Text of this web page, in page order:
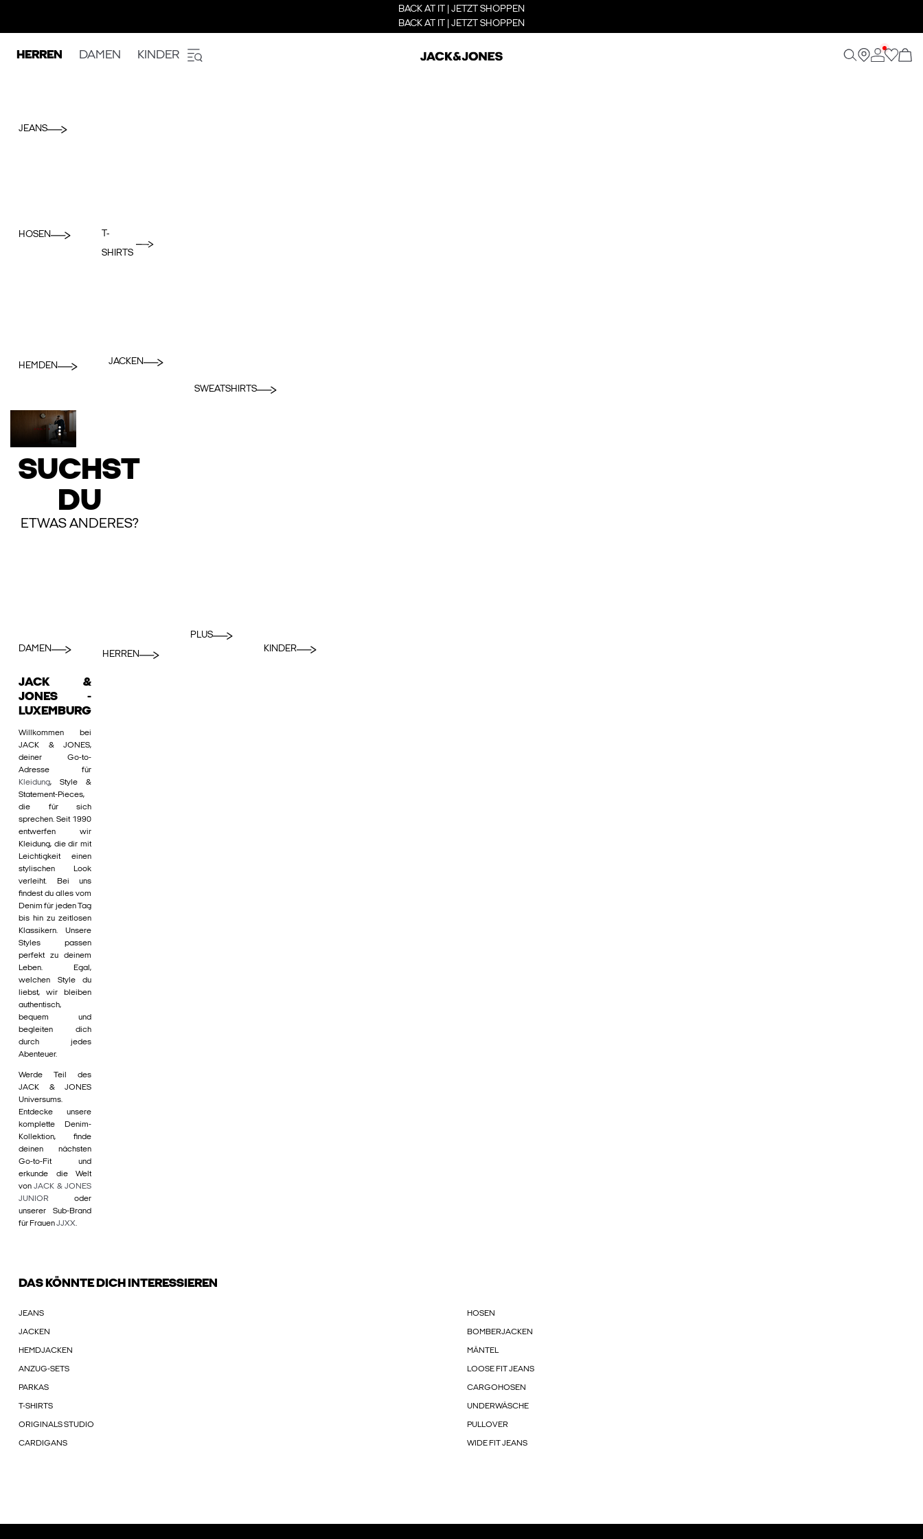
BACK AT IT | JETZT SHOPPEN
BACK AT IT | JETZT SHOPPEN
HERREN DAMEN KINDER
JEANS
HOSEN
T-
SHIRTS
HEMDEN JACKEN
SWEATSHIRTS
SUCHST
DU
ETWAS ANDERES?
DAMEN
HERREN
PLUS
KINDER
JACK &
JONES -
LUXEMBURG
Willkommen bei
JACK & JONES,
deiner Go-to-
Adresse für
Kleidung, Style &
Statement-Pieces,
die für sich
sprechen. Seit 1990
entwerfen wir
Kleidung, die dir mit
Leichtigkeit einen
stylischen Look
verleiht. Bei uns
findest du alles vom
Denim für jeden Tag
bis hin zu zeitlosen
Klassikern. Unsere
Styles passen
perfekt zu deinem
Leben. Egal,
welchen Style du
liebst, wir bleiben
authentisch,
bequem und
begleiten dich
durch jedes
Abenteuer.
Werde Teil des
JACK & JONES
Universums.
Entdecke unsere
komplette Denim-
Kollektion, finde
deinen nächsten
Go-to-Fit und
erkunde die Welt
vonJACK & JONES
JUNIOR oder
unserer Sub-Brand
für FrauenJJXX.
DAS KÖNNTE DICH INTERESSIEREN
JEANS HOSEN
JACKEN BOMBERJACKEN
HEMDJACKEN MÄNTEL
ANZUG-SETS LOOSE FIT JEANS
PARKAS CARGOHOSEN
T-SHIRTS UNDERWÄSCHE
ORIGINALS STUDIO PULLOVER
CARDIGANS WIDE FIT JEANS